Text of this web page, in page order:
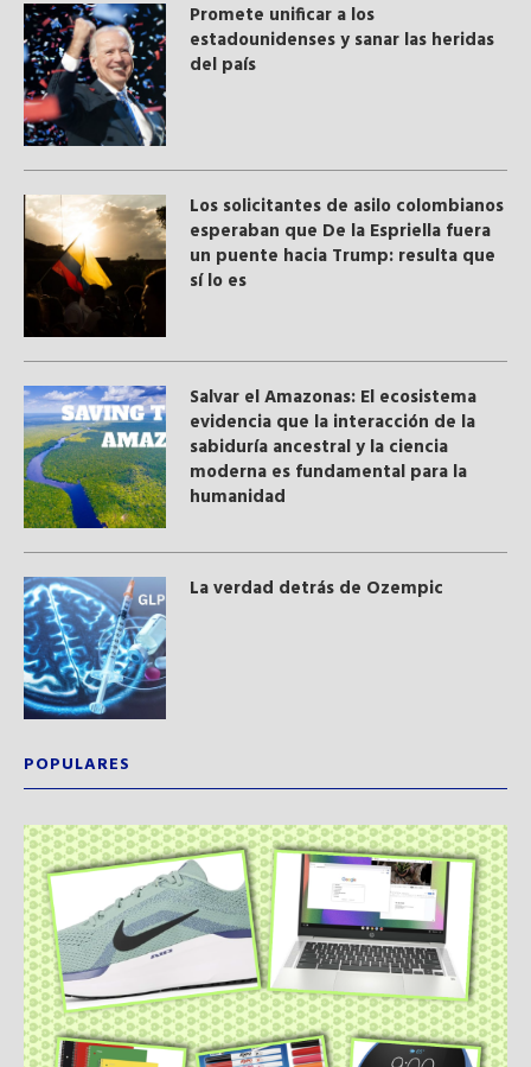
Promete unificar a los
estadounidenses y sanar las heridas
del país
Los solicitantes de asilo colombianos
esperaban que De la Espriella fuera
un puente hacia Trump: resulta que
sí lo es
Salvar el Amazonas: El ecosistema
evidencia que la interacción de la
sabiduría ancestral y ​la ciencia
moderna​ es fundamental para la
humanidad
La verdad detrás de Ozempic
POPULARES